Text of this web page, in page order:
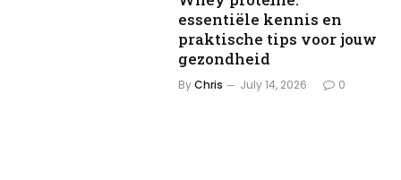
essentiële kennis en
praktische tips voor jouw
gezondheid
ByChris July 14, 2026 0